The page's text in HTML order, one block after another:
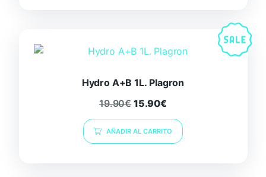
Hydro A+B 1L. Plagron
19.90€ 15.90€
AÑADIR AL CARRITO